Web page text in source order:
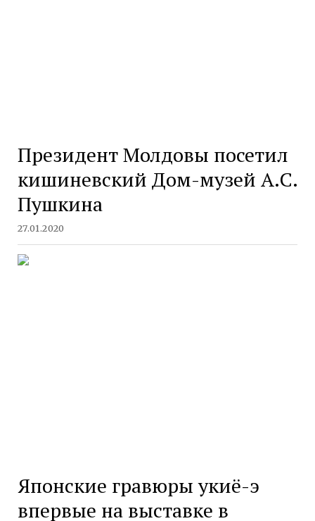
Президент Молдовы посетил
кишиневский Дом-музей А.С.
Пушкина
27.01.2020
Японские гравюры укиё-э
впервые на выставке в